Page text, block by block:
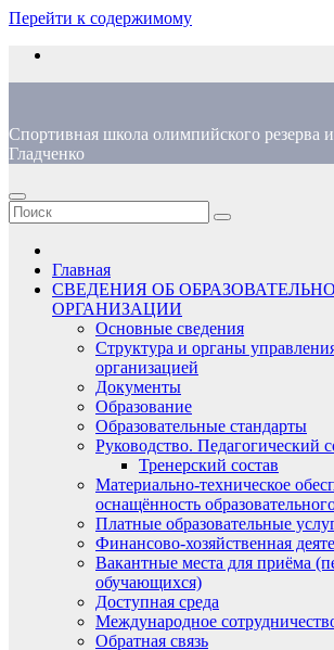
Перейти к содержимому
Спортивная школа олимпийского резерва
Гладченко
Главная
СВЕДЕНИЯ ОБ
ОРГАНИЗАЦИИ
Основные сведения
Структура и органы
организацией
Документы
Образование
Образовательные стандарты
Руководство. Педагогический
Тренерский состав
Материально-техническое
оснащённость
Платные образовательные
Финансово-хозяйственная
Вакантные места для приёма
обучающихся)
Доступная среда
Международное
Обратная связь